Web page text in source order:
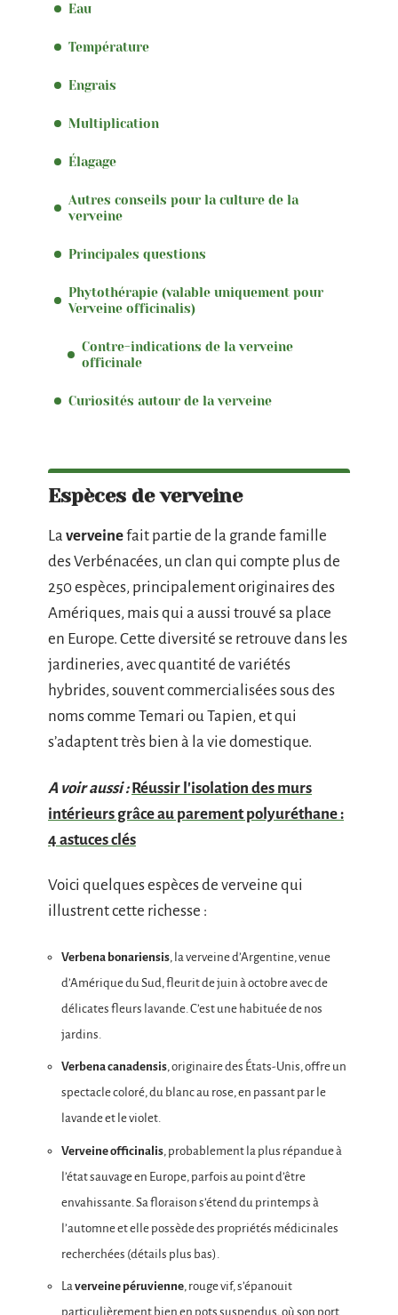
Eau
Température
Engrais
Multiplication
Élagage
Autres conseils pour la culture de la
verveine
Principales questions
Phytothérapie (valable uniquement pour
Verveine officinalis)
Contre-indications de la verveine
officinale
Curiosités autour de la verveine
Espèces de verveine
La verveinefait partie de la grande famille
des Verbénacées, un clan qui compte plus de
250 espèces, principalement originaires des
Amériques, mais qui a aussi trouvé sa place
en Europe. Cette diversité se retrouve dans les
jardineries, avec quantité de variétés
hybrides, souvent commercialisées sous des
noms comme Temari ou Tapien, et qui
s’adaptent très bien à la vie domestique.
A voir aussi : Réussir l'isolation des murs
intérieurs grâce au parement polyuréthane :
4 astuces clés
Voici quelques espèces de verveine qui
illustrent cette richesse :
Verbena bonariensis, la verveine d’Argentine, venue
d’Amérique du Sud, fleurit de juin à octobre avec de
délicates fleurs lavande. C’est une habituée de nos
jardins.
Verbena canadensis, originaire des États-Unis, offre un
spectacle coloré, du blanc au rose, en passant par le
lavande et le violet.
Verveine officinalis, probablement la plus répandue à
l’état sauvage en Europe, parfois au point d’être
envahissante. Sa floraison s’étend du printemps à
l’automne et elle possède des propriétés médicinales
recherchées (détails plus bas).
Laverveine péruvienne, rouge vif, s’épanouit
particulièrement bien en pots suspendus, où son port